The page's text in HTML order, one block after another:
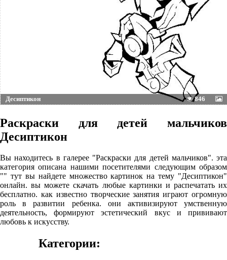
Десиптикон 846
Раскраски для детей мальчиков
Десиптикон
Вы находитесь в галерее "Раскраски для детей мальчиков". эта
категория описана нашими посетителями следующим образом
"" тут вы найдете множество картинок на тему "Десиптикон"
онлайн. вы можете скачать любые картинки и распечатать их
бесплатно. как известно творческие занятия играют огромную
роль в развитии ребенка. они активизируют умственную
деятельность, формируют эстетический вкус и прививают
любовь к искусству.
Категории: